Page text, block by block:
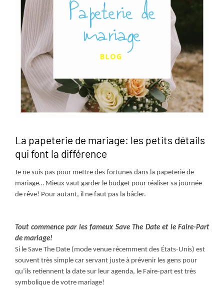
La papeterie de mariage: les petits détails
qui font la différence
Je ne suis pas pour mettre des fortunes dans la papeterie de
mariage… Mieux vaut garder le budget pour réaliser sa journée
de rêve! Pour autant, il ne faut pas la bâcler.
Tout commence par les fameux Save The Date et le Faire-Part
de mariage!
Si le Save The Date (mode venue récemment des États-Unis) est
souvent très simple car servant juste à prévenir les gens pour
qu’ils retiennent la date sur leur agenda, le Faire-part est très
symbolique de votre mariage!